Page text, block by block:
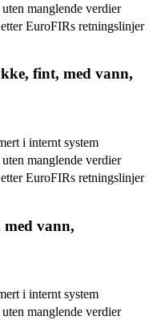
manglende verdier
EuroFIRs retningslinjer
fint, med vann,
i internt system
manglende verdier
EuroFIRs retningslinjer
vann,
i internt system
manglende verdier